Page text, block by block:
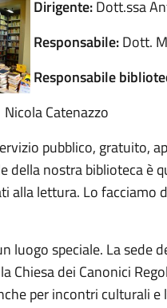
Dirigente:Dott.ssa
Responsabile:Dott.
Responsabile
Catenazzo
pubblico, gratuito,
della nostra biblioteca è
alla lettura. Lo facciamo
luogo speciale. La sede
Chiesa dei Canonici
per incontri culturali